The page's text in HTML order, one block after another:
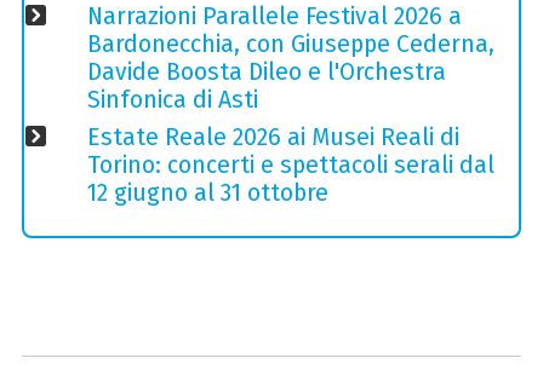
Narrazioni Parallele Festival 2026 a
Bardonecchia, con Giuseppe Cederna,
Davide Boosta Dileo e l'Orchestra
Sinfonica di Asti
Estate Reale 2026 ai Musei Reali di
Torino: concerti e spettacoli serali dal
12 giugno al 31 ottobre